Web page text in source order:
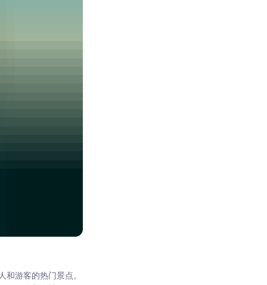
游客的热门景点。